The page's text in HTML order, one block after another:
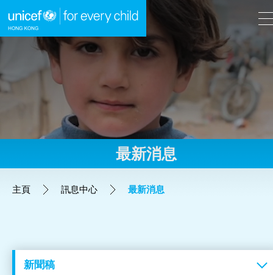
跳到內容（按回車鍵）
A A EN 繁
最新消息
主頁 訊息中心 最新消息